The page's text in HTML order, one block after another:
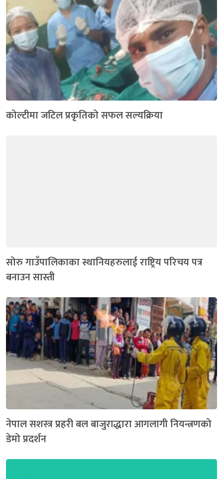
कोल्टीमा जटिल प्रकृतिको सफल सल्यक्रिया
सोरु गाउँपालिकाका स्थानियहरुलाई राष्ट्रिय परिचय पत्र
बनाउन सास्ती
नेपाल सशस्त्र प्रहरी बल बाजुराद्धारा आगलागी नियन्त्रणको
डेमो प्रदर्शन